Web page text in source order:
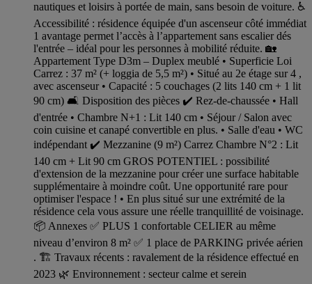
nautiques et loisirs à portée de main, sans besoin de voiture. ♿
Accessibilité : résidence équipée d'un ascenseur côté immédiat
1 avantage permet l’accès à l’appartement sans escalier dés
l'entrée – idéal pour les personnes à mobilité réduite. 🏡
Appartement Type D3m – Duplex meublé • Superficie Loi
Carrez : 37 m² (+ loggia de 5,5 m²) • Situé au 2e étage sur 4 ,
avec ascenseur • Capacité : 5 couchages (2 lits 140 cm + 1 lit
90 cm) 🛋 Disposition des pièces ✔ Rez-de-chaussée • Hall
d'entrée • Chambre N+1 : Lit 140 cm • Séjour / Salon avec
coin cuisine et canapé convertible en plus. • Salle d'eau • WC
indépendant ✔ Mezzanine (9 m²) Carrez Chambre N°2 : Lit
140 cm + Lit 90 cm GROS POTENTIEL : possibilité
d'extension de la mezzanine pour créer une surface habitable
supplémentaire à moindre coût. Une opportunité rare pour
optimiser l'espace ! • En plus situé sur une extrémité de la
résidence cela vous assure une réelle tranquillité de voisinage.
📦 Annexes ✅ PLUS 1 confortable CELIER au même
niveau d’environ 8 m² ✅ 1 place de PARKING privée aérien
. 🏗 Travaux récents : ravalement de la résidence effectué en
2023 🌿 Environnement : secteur calme et serein